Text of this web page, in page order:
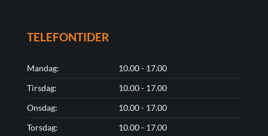
TELEFONTIDER
Mandag:
10.00 - 17.00
Tirsdag:
10.00 - 17.00
Onsdag:
10.00 - 17.00
Torsdag:
10.00 - 17.00